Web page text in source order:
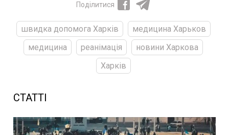
Поділитися
швидка допомога Харків
медицина Харьков
медицина
реанімація
новини Харкова
Харків
СТАТТІ